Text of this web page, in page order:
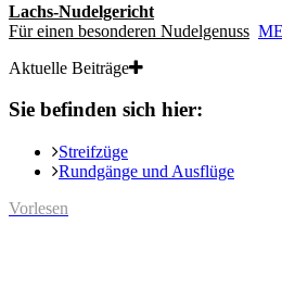
Lachs-Nudelgericht
Für einen besonderen Nudelgenuss
Aktuelle Beiträge
Sie befinden sich hier:
Streifzüge
Rundgänge und Ausflüge
Vorlesen